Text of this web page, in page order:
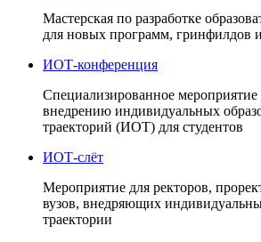
Мастерская по разработке
для новых программ, гринфилдов
ИОТ-конференция
Cпециализированное мероприятие
внедрению индивидуальных
траекторий (ИОТ) для студентов
ИОТ-слёт
Мероприятие для ректоров,
вузов, внедряющих
траектории